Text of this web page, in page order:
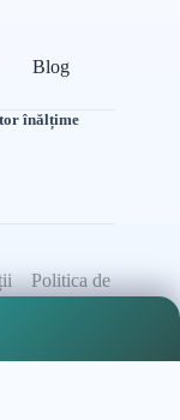
Blog
înălțime
Politica de